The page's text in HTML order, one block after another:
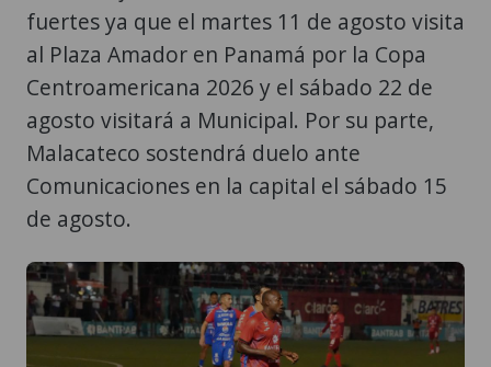
fuertes ya que el martes 11 de agosto visita
al Plaza Amador en Panamá por la Copa
Centroamericana 2026 y el sábado 22 de
agosto visitará a Municipal. Por su parte,
Malacateco sostendrá duelo ante
Comunicaciones en la capital el sábado 15
de agosto.